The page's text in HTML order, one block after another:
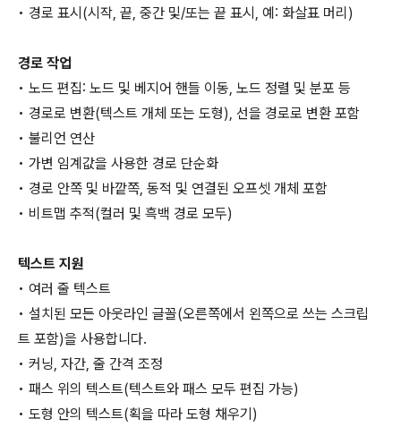
• 경로 표시(시작, 끝, 중간 및/또는 끝 표시, 예: 화살표 머리)
경로 작업
• 노드 편집: 노드 및 베지어 핸들 이동, 노드 정렬 및 분포 등
• 경로로 변환(텍스트 개체 또는 도형), 선을 경로로 변환 포함
• 불리언 연산
• 가변 임계값을 사용한 경로 단순화
• 경로 안쪽 및 바깥쪽, 동적 및 연결된 오프셋 개체 포함
• 비트맵 추적(컬러 및 흑백 경로 모두)
텍스트 지원
• 여러 줄 텍스트
• 설치된 모든 아웃라인 글꼴(오른쪽에서 왼쪽으로 쓰는 스크립
트 포함)을 사용합니다.
• 커닝, 자간, 줄 간격 조정
• 패스 위의 텍스트(텍스트와 패스 모두 편집 가능)
• 도형 안의 텍스트(획을 따라 도형 채우기)